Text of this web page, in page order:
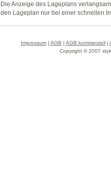
Die Anzeige des Lageplans
den Lageplan nur bei einer schnellen
Impressum| AGB | AGB kommerziell|
Copyright © 2007